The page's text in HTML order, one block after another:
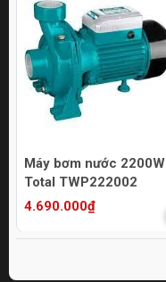
Máy bơm nước 2200W
Total TWP222002
4.690.000₫